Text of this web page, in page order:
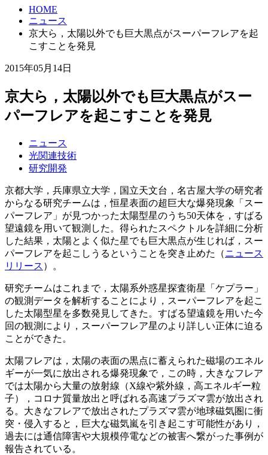
HOME
ニュース
京大ら，太陽以外でも巨大黒点がスーパーフレアを起
こすことを発見
2015年05月14日
京大ら，太陽以外でも巨大黒点がスー
パーフレアを起こすことを発見
ニュース
光関連技術
研究開発
京都大学，兵庫県立大学，国立天文台，名古屋大学の研究者
からなる研究チームは，恒星表面の超巨大な爆発現象「スー
パーフレア」が見つかった太陽型星のうち50天体を，すばる
望遠鏡を用いて観測した。得られたスペクトルを詳細に分析
した結果，太陽とよく似た星でも巨大黒点が生じれば，スー
パーフレアを起こしうるということを突き止めた（ニュース
リリース ）。
研究チームはこれまで，太陽系外惑星探査衛星「ケプラー」
の観測データを解析することにより，スーパーフレアを起こ
した太陽型星を多数発見してきた。すばる望遠鏡を用いた今
回の観測により，スーパーフレア星のより詳しい正体に迫る
ことができた。
太陽フレアは，太陽の表面の黒点に蓄えられた磁場のエネル
ギーが一気に放出される爆発現象で，この時，大きなフレア
では太陽から大量の放射線（X線や紫外線，高エネルギー粒
子），コロナ質量放出と呼ばれる高速プラズマ雲が放出され
る。大きなフレアで放出されたプラズマ雲が地球磁気圏に衝
突・侵入すると，巨大な磁気嵐を引き起こす可能性があり，
過去には通信障害や大規模停電などの被害へ繋がった事例が
報告されている。